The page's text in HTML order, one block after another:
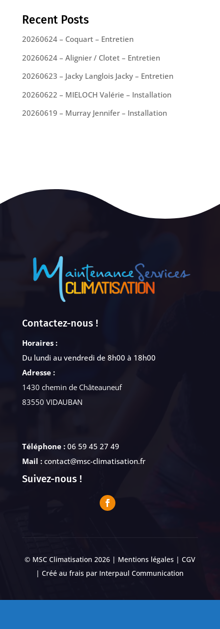
Recent Posts
20260624 – Coquart – Entretien
20260624 – Alignier / Clotet – Entretien
20260623 – Jacky Langlois Jacky – Entretien
20260622 – MIELOCH Valérie – Installation
20260619 – Murray Jennifer – Installation
Contactez-nous !
Horaires :
Du lundi au vendredi de 8h00 à 18h00
Adresse :
1430 chemin de Châteauneuf
83550 VIDAUBAN
Téléphone : 06 59 45 27 49
Mail :contact@msc-climatisation.fr
Suivez-nous !
© MSC Climatisation 2026 | Mentions légales| CGV
| Créé au frais par Interpaul Communication